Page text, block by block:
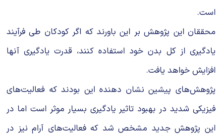
است.
محققان این پژوهش بر این باورند که اگر کودکان طی فرآیند
یادگیری از کل بدن خود استفاده کنند، قدرت یادگیری آنها
افزایش خواهد یافت.
پژوهش‌های پیشین نشان دهنده این بودند که فعالیت‌های
فیزیکی شدید در بهبود تاثیر یادگیری بسیار موثر است اما در
این پژوهش جدید مشخص شد که فعالیت‌های آرام نیز در